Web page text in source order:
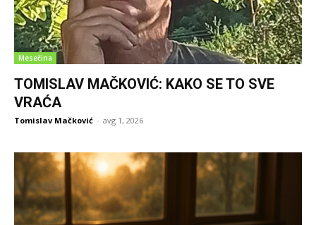
Mesečina
TOMISLAV MAČKOVIĆ: KAKO SE TO SVE
VRAĆA
Tomislav Mačković - avg 1, 2026